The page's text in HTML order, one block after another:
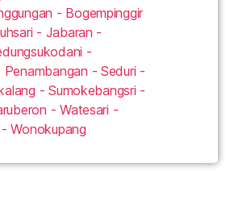
- Bogempinggir
- Jabaran -
-
Penambangan - Seduri -
- Sumokebangsri -
- Watesari -
Wonokupang